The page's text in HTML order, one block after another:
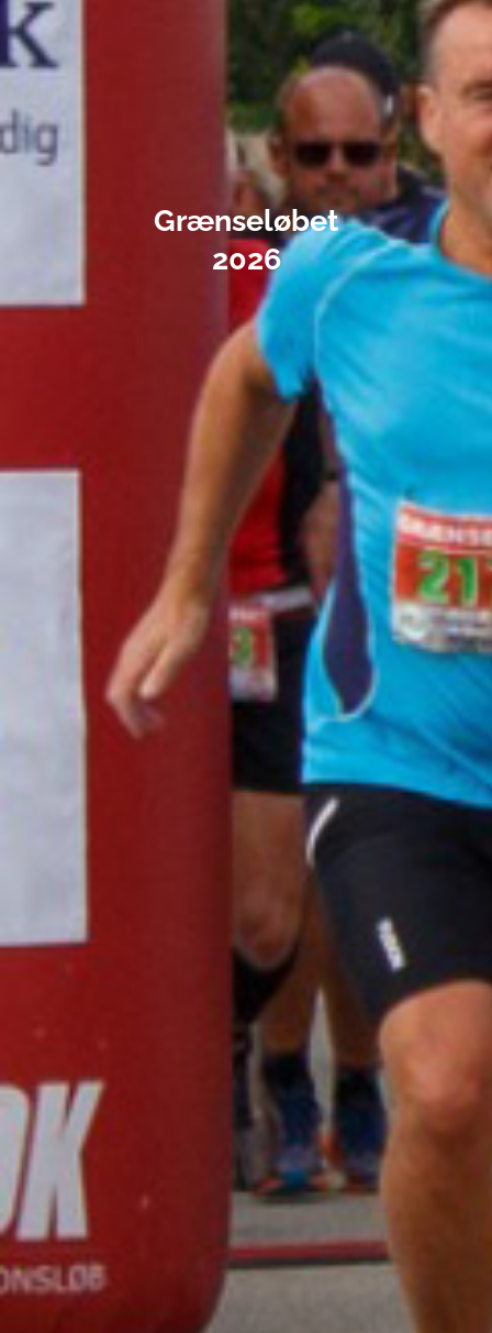
Grænseløbet
2026